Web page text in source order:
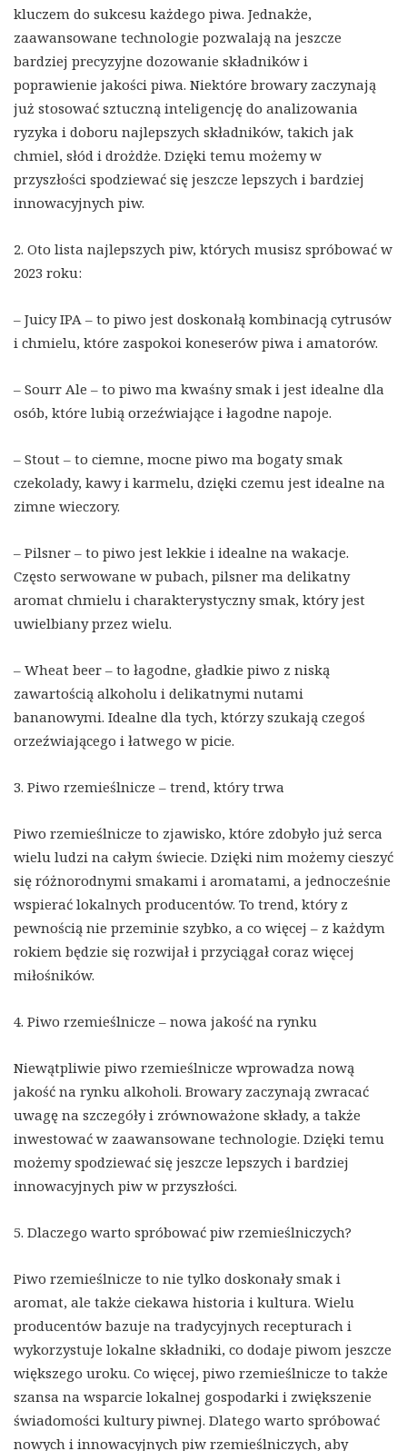
kluczem do sukcesu każdego piwa. Jednakże,
zaawansowane technologie pozwalają na jeszcze
bardziej precyzyjne dozowanie składników i
poprawienie jakości piwa. Niektóre browary zaczynają
już stosować sztuczną inteligencję do analizowania
ryzyka i doboru najlepszych składników, takich jak
chmiel, słód i drożdże. Dzięki temu możemy w
przyszłości spodziewać się jeszcze lepszych i bardziej
innowacyjnych piw.
2. Oto lista najlepszych piw, których musisz spróbować w
2023 roku:
– Juicy IPA – to piwo jest doskonałą kombinacją cytrusów
i chmielu, które zaspokoi koneserów piwa i amatorów.
– Sourr Ale – to piwo ma kwaśny smak i jest idealne dla
osób, które lubią orzeźwiające i łagodne napoje.
– Stout – to ciemne, mocne piwo ma bogaty smak
czekolady, kawy i karmelu, dzięki czemu jest idealne na
zimne wieczory.
– Pilsner – to piwo jest lekkie i idealne na wakacje.
Często serwowane w pubach, pilsner ma delikatny
aromat chmielu i charakterystyczny smak, który jest
uwielbiany przez wielu.
– Wheat beer – to łagodne, gładkie piwo z niską
zawartością alkoholu i delikatnymi nutami
bananowymi. Idealne dla tych, którzy szukają czegoś
orzeźwiającego i łatwego w picie.
3. Piwo rzemieślnicze – trend, który trwa
Piwo rzemieślnicze to zjawisko, które zdobyło już serca
wielu ludzi na całym świecie. Dzięki nim możemy cieszyć
się różnorodnymi smakami i aromatami, a jednocześnie
wspierać lokalnych producentów. To trend, który z
pewnością nie przeminie szybko, a co więcej – z każdym
rokiem będzie się rozwijał i przyciągał coraz więcej
miłośników.
4. Piwo rzemieślnicze – nowa jakość na rynku
Niewątpliwie piwo rzemieślnicze wprowadza nową
jakość na rynku alkoholi. Browary zaczynają zwracać
uwagę na szczegóły i zrównoważone składy, a także
inwestować w zaawansowane technologie. Dzięki temu
możemy spodziewać się jeszcze lepszych i bardziej
innowacyjnych piw w przyszłości.
5. Dlaczego warto spróbować piw rzemieślniczych?
Piwo rzemieślnicze to nie tylko doskonały smak i
aromat, ale także ciekawa historia i kultura. Wielu
producentów bazuje na tradycyjnych recepturach i
wykorzystuje lokalne składniki, co dodaje piwom jeszcze
większego uroku. Co więcej, piwo rzemieślnicze to także
szansa na wsparcie lokalnej gospodarki i zwiększenie
świadomości kultury piwnej. Dlatego warto spróbować
nowych i innowacyjnych piw rzemieślniczych, aby